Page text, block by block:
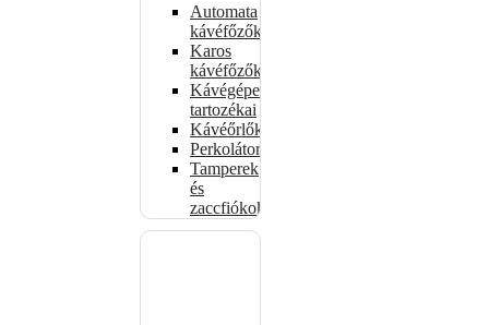
Automata
kávéfőzők
Karos
kávéfőzők
Kávégépek
tartozékai
Kávéőrlők
Perkolátorok
Tamperek
és
zaccfiókok